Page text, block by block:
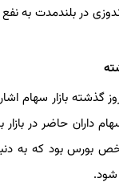
در بلندمدت به
بازار سهام
داران حاضر در
بورس بود که به
شود.